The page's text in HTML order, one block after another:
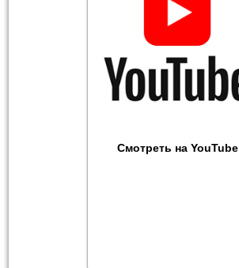
Смотреть на YouTube